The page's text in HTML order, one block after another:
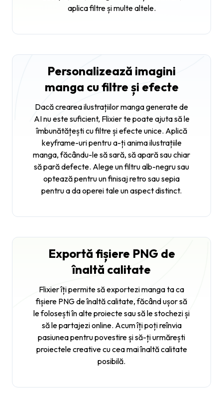
aplica filtre și multe altele.
Personalizează imagini
manga cu filtre și efecte
Dacă crearea ilustrațiilor manga generate de
AI nu este suficient, Flixier te poate ajuta să le
îmbunătățești cu filtre și efecte unice. Aplică
keyframe-uri pentru a-ți anima ilustrațiile
manga, făcându-le să sară, să apară sau chiar
să pară defecte. Alege un filtru alb-negru sau
optează pentru un finisaj retro sau sepia
pentru a da operei tale un aspect distinct.
Exportă fișiere PNG de
înaltă calitate
Flixier îți permite să exportezi manga ta ca
fișiere PNG de înaltă calitate, făcând ușor să
le folosești în alte proiecte sau să le stochezi și
să le partajezi online. Acum îți poți reînvia
pasiunea pentru povestire și să-ți urmărești
proiectele creative cu cea mai înaltă calitate
posibilă.